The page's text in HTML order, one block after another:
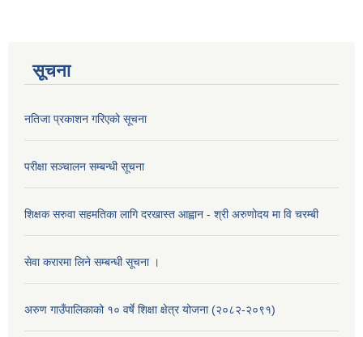
सूचना
नतिजा प्रकाशन गरिएको सूचना
परीक्षा सञ्चालन सम्बन्धी सूचना
शिक्षक सरुवा सहमतिका लागि दरखास्त आह्वान - श्री अरुणोदय मा वि चरम्बी
सेवा करारमा लिने सम्बन्धी सूचना ।
अरुण गाउँपालिकाको १० वर्षे शिक्षा क्षेत्र योजना (२०८२-२०९१)